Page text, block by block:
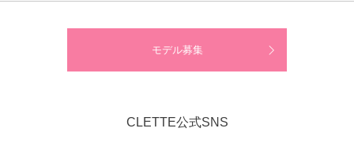
モデル募集
CLETTE公式SNS